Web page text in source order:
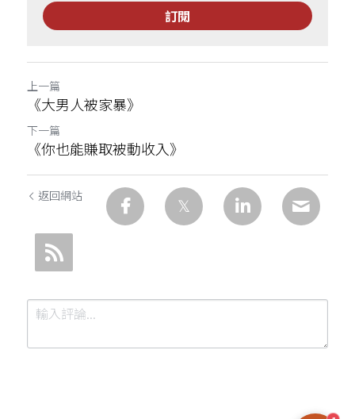
訂閱
上一篇
《大男人被家暴》
下一篇
《你也能賺取被動收入》
返回網站